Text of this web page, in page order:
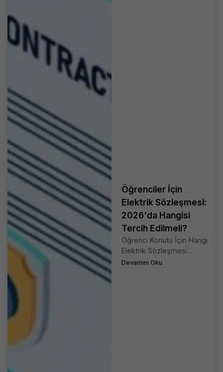
Öğrenciler İçin
Elektrik Sözleşmesi:
2026'da Hangisi
Tercih Edilmeli?
Öğrenci Konutu İçin Hangi
Elektrik Sözleşmesi...
Devamını Oku